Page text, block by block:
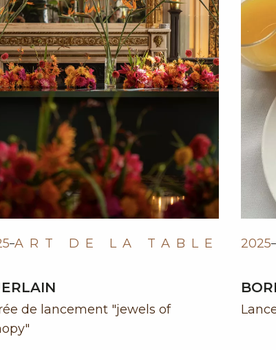
ART DE LA TABLE
de lancement "jewels of
2025